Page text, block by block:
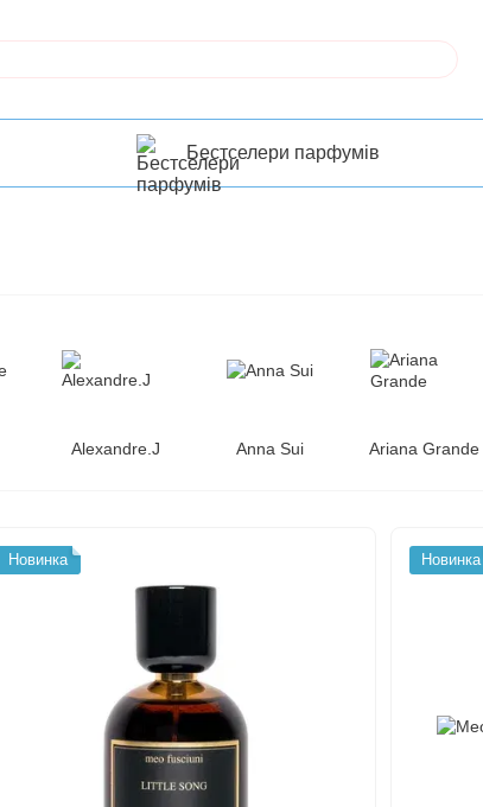
Бестселери парфумів
Alexandre.J Anna Sui Ariana Grande
Новинка Новинка